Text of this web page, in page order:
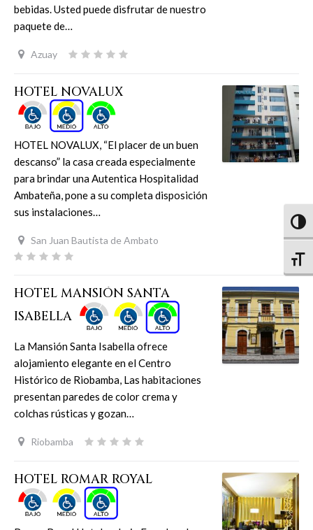
bebidas. Usted puede disfrutar de nuestro
paquete de…
Azuay
HOTEL NOVALUX
HOTEL NOVALUX, “El placer de un buen
descanso” la casa creada especialmente
para brindar una Autentica Hospitalidad
Ambateña, pone a su completa disposición
sus instalaciones…
San Juan Bautista de Ambato
HOTEL MANSIÓN SANTA
ISABELLA
La Mansión Santa Isabella ofrece
alojamiento elegante en el Centro
Histórico de Riobamba, Las habitaciones
presentan paredes de color crema y
colchas rústicas y gozan…
Riobamba
HOTEL ROMAR ROYAL